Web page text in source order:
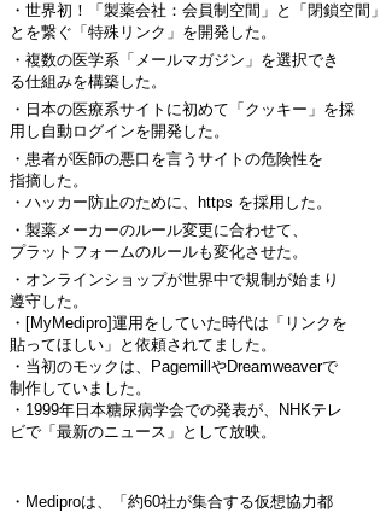
・世界初！「製薬会社：会員制空間」と「閉鎖空間」
とを繋ぐ「特殊リンク」を開発した。
・複数の医学系「メールマガジン」を選択でき
る仕組みを構築した。
・日本の医療系サイトに初めて「クッキー」を採
用し自動ログインを開発した。
・患者が医師の悪口を言うサイトの危険性を
指摘した。
・ハッカー防止のために、https を採用した。
・製薬メーカーのルール変更に合わせて、
プラットフォームのルールも変化させた。
・オンラインショップが世界中で規制が始まり
遵守した。
・[MyMedipro]運用をしていた時代は「リンクを
貼ってほしい」と依頼されてました。
・当初のモックは、PagemillやDreamweaverで
制作していました。
・1999年日本糖尿病学会での発表が、NHKテレ
ビで「最新のニュース」として放映。
・Mediproは、「約60社が集合する仮想協力都